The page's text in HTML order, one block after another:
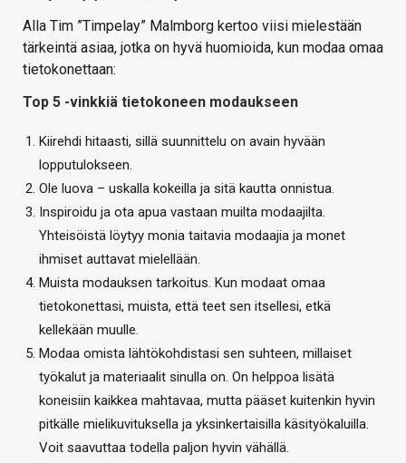
Alla Tim ”Timpelay” Malmborg kertoo viisi mielestään
tärkeintä asiaa, jotka on hyvä huomioida, kun modaa omaa
tietokonettaan:
Top 5 -vinkkiä tietokoneen modaukseen
Kiirehdi hitaasti, sillä suunnittelu on avain hyvään
lopputulokseen.
Ole luova – uskalla kokeilla ja sitä kautta onnistua.
Inspiroidu ja ota apua vastaan muilta modaajilta.
Yhteisöistä löytyy monia taitavia modaajia ja monet
ihmiset auttavat mielellään.
Muista modauksen tarkoitus. Kun modaat omaa
tietokonettasi, muista, että teet sen itsellesi, etkä
kellekään muulle.
Modaa omista lähtökohdistasi sen suhteen, millaiset
työkalut ja materiaalit sinulla on. On helppoa lisätä
koneisiin kaikkea mahtavaa, mutta pääset kuitenkin hyvin
pitkälle mielikuvituksella ja yksinkertaisilla käsityökaluilla.
Voit saavuttaa todella paljon hyvin vähällä.